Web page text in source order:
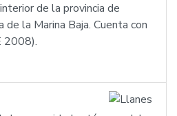
de la provincia de
de la Marina Baja. Cuenta con
2008).